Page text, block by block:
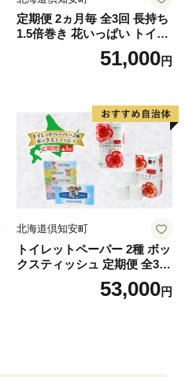
定期便 2ヵ月毎 全3回 長持ち
1.5倍巻き 花いっぱい トイレ
ットペーパー ダブル 45ｍ 計
72ロール 全18種 花柄 プリン
ー 消耗品 備蓄 送料無料 北海
道 倶知安町 日用品
51,000円
北海道倶知安町
トイレットペーパー 2種 ボッ
クスティッシュ 定期便 全3
回 日本製 まとめ買い 防災
常備品 日用雑貨 消耗品 生活
53,000円